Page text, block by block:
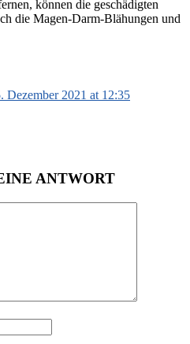
können die geschädigten
die Magen-Darm-Blähungen und
Dezember 2021 at 12:35
ANTWORT